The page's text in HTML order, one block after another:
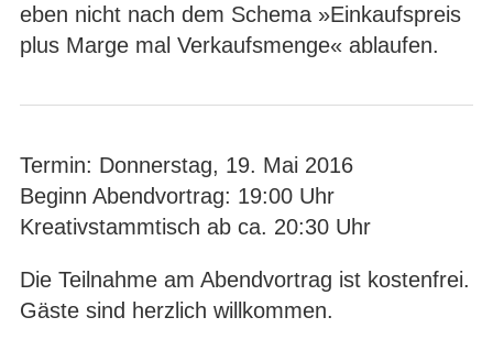
eben nicht nach dem Schema »Einkaufspreis
plus Marge mal Verkaufsmenge« ablaufen.
Termin: Donnerstag, 19. Mai 2016
Beginn Abendvortrag: 19:00 Uhr
Kreativstammtisch ab ca. 20:30 Uhr
Die Teilnahme am Abendvortrag ist kostenfrei.
Gäste sind herzlich willkommen.